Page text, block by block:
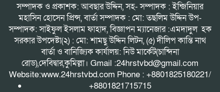
সম্পাদক ও প্রকাশক: আবছার উদ্দিন, সহ- সম্পাদক : ইন্জিনিয়ার
মহাসিন হোসেন প্রিন্স, বার্তা সম্পাদক : মো: তছলিম উদ্দিন উপ-
সম্পাদক: সাইফুল ইসলাম ফাহাদ, বিজ্ঞাপন ম্যানেজার :এমদাদুল হক
সরকার উপদেষ্টা(২) : মো: শামছু উদ্দিন লিটন, (৫) দীলিপ কান্তি নাথ
বার্তা ও বানিজ্যিক কার্যালয়: নিউ মার্কেট(চান্দিনা
রোড),দেবিদ্বার,কুমিল্লা। Gmail :24hrstvbd@gmail.com
Website:www.24hrstvbd.com Phone : +8801825180221/
+8801821715715